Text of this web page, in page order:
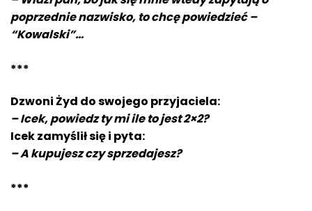
poprzednie nazwisko, to chcę powiedzieć –
“Kowalski”…
***
Dzwoni Żyd do swojego przyjaciela:
– Icek, powiedz ty mi ile to jest 2×2?
Icek zamyślił się i pyta:
– A kupujesz czy sprzedajesz?
***